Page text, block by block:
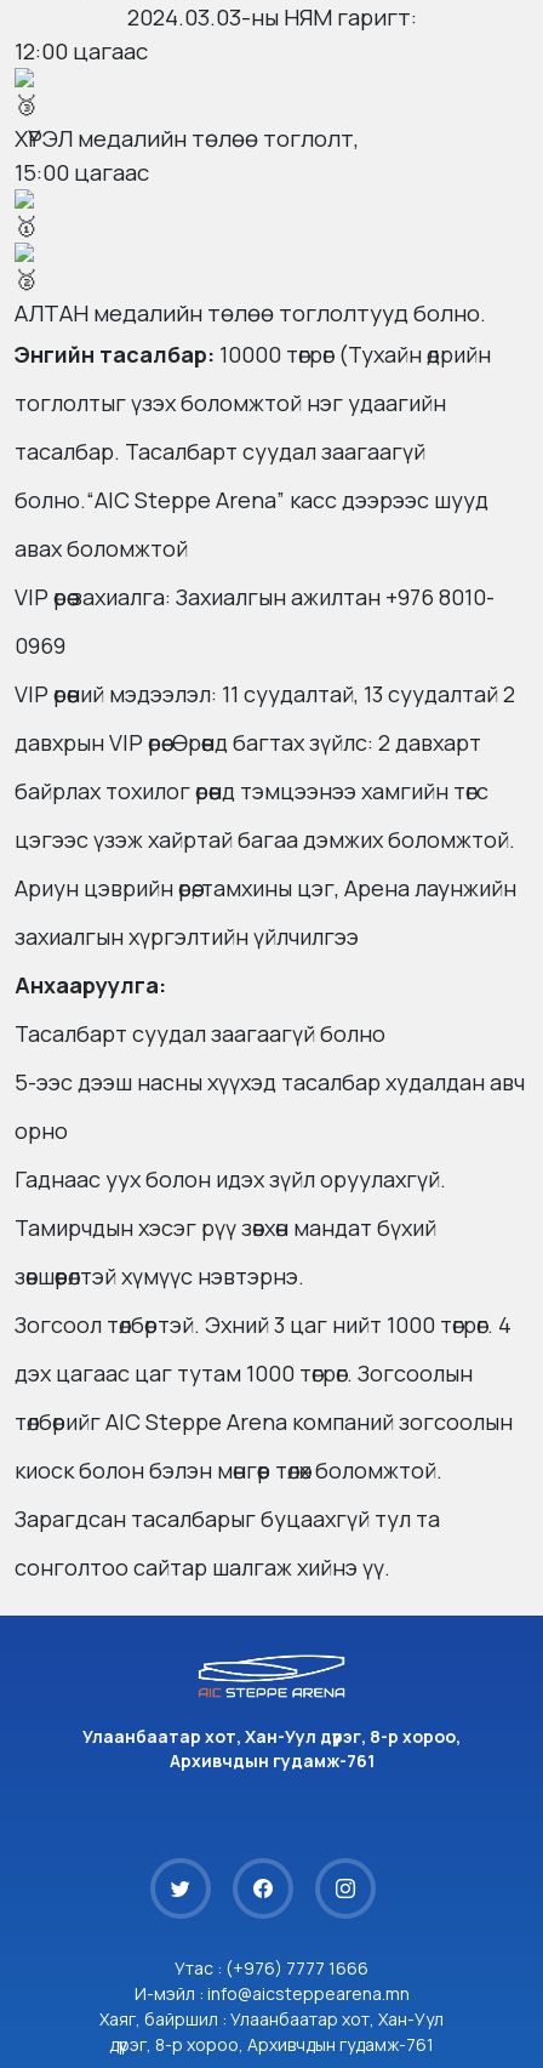
2024.03.03-ны НЯМ гаригт:
12:00 цагаас
ХҮРЭЛ медалийн төлөө тоглолт,
15:00 цагаас
АЛТАН медалийн төлөө тоглолтууд болно.
Энгийн тасалбар: 10000 төгрөг (Тухайн өдрийн
тоглолтыг үзэх боломжтой нэг удаагийн
тасалбар. Тасалбарт суудал заагаагүй
болно.“AIC Steppe Arena” касс дээрээс шууд
авах боломжтой
VIP өрөө захиалга: Захиалгын ажилтан +976 8010-
0969
VIP өрөөний мэдээлэл: 11 суудалтай, 13 суудалтай 2
давхрын VIP өрөө. Өрөөнд багтах зүйлс: 2 давхарт
байрлах тохилог өрөөнд тэмцээнээ хамгийн төгс
цэгээс үзэж хайртай багаа дэмжих боломжтой.
Ариун цэврийн өрөө, тамхины цэг, Арена лаунжийн
захиалгын хүргэлтийн үйлчилгээ
Анхааруулга:
Тасалбарт суудал заагаагүй болно
5-ээс дээш насны хүүхэд тасалбар худалдан авч
орно
Гаднаас уух болон идэх зүйл оруулахгүй.
Тамирчдын хэсэг рүү зөвхөн мандат бүхий
зөвшөөрөлтэй хүмүүс нэвтэрнэ.
Зогсоол төлбөртэй. Эхний 3 цаг нийт 1000 төгрөг. 4
дэх цагаас цаг тутам 1000 төгрөг. Зогсоолын
төлбөрийг AIC Steppe Arena компаний зогсоолын
киоск болон бэлэн мөнгөөр төлөх боломжтой.
Зарагдсан тасалбарыг буцаахгүй тул та
сонголтоо сайтар шалгаж хийнэ үү.
Улаанбаатар хот, Хан-Уул дүүрэг, 8-р хороо,
Архивчдын гудамж-761
Утас : (+976) 7777 1666
И-мэйл : info@aicsteppearena.mn
Хаяг, байршил : Улаанбаатар хот, Хан-Уул
дүүрэг, 8-р хороо, Архивчдын гудамж-761